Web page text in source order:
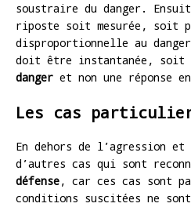
soustraire du danger.
riposte soit mesurée, soit
disproportionnelle au
doit être instantanée, soit
danger et non une réponse
Les cas
En dehors de l’agression
d’autres cas qui sont
défense, car ces cas sont
conditions suscitées ne